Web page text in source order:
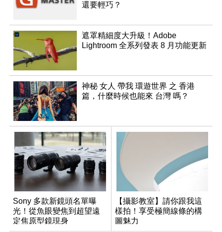
還要輕巧？
遮罩精細度大升級！Adobe
Lightroom 全系列發表 8 月功能更新
神秘 女人 帶我 環遊世界 之 香港
篇，什麼時候也能來 台灣 嗎？
Sony 多款新鏡頭名單曝
光！從魚眼變焦到超望遠
定焦原型鏡現身
【攝影教室】請你跟我這
樣拍！享受極簡線條的構
圖魅力